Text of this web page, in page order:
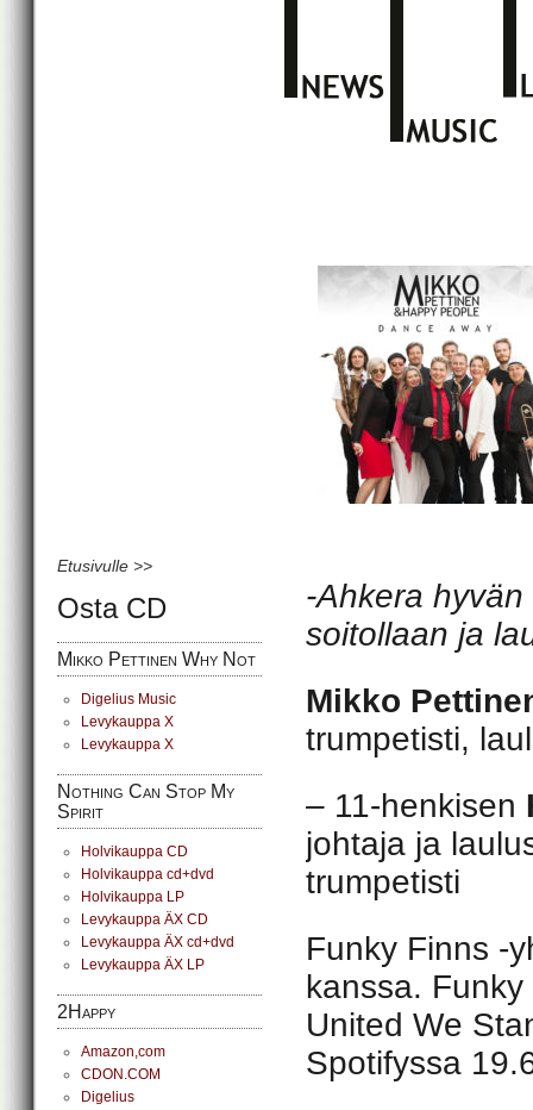
-Ahkera
soitollaan ja
Mikko
trumpetisti,
– 11-henkisen
johtaja ja
trumpetisti
Funky Finns -
kanssa.
United We
Spotifyssa
Etusivulle >>
Osta CD
Mikko Pettinen Why Not
Digelius Music
Levykauppa X
Levykauppa X
Nothing Can Stop My
Spirit
Holvikauppa CD
Holvikauppa cd+dvd
Holvikauppa LP
Levykauppa ÄX CD
Levykauppa ÄX cd+dvd
Levykauppa ÄX LP
2Happy
Amazon,com
CDON.COM
Digelius